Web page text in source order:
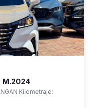
M.2024
Kilometraje: